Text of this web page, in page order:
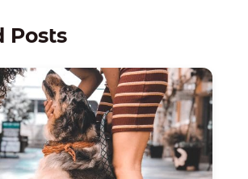
Posts